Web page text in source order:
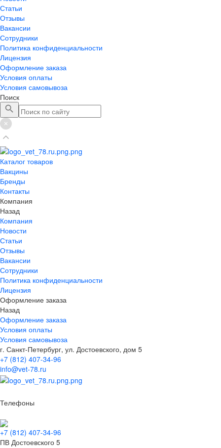
Статьи
Отзывы
Вакансии
Сотрудники
Политика конфиденциальности
Лицензия
Оформление заказа
Условия оплаты
Условия самовывоза
Поиск
Каталог товаров
Вакцины
Бренды
Контакты
Компания
Назад
Компания
Новости
Статьи
Отзывы
Вакансии
Сотрудники
Политика конфиденциальности
Лицензия
Оформление заказа
Назад
Оформление заказа
Условия оплаты
Условия самовывоза
г. Санкт-Петербург, ул. Достоевского, дом 5
+7 (812) 407-34-96
info@vet-78.ru
Телефоны
+7 (812) 407-34-96
ПВ Достоевского 5